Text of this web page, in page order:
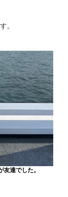
。
達でした。